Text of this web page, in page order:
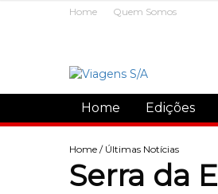
Home Quem Somos
Home Edições
Home / Últimas Notícias
Serra da